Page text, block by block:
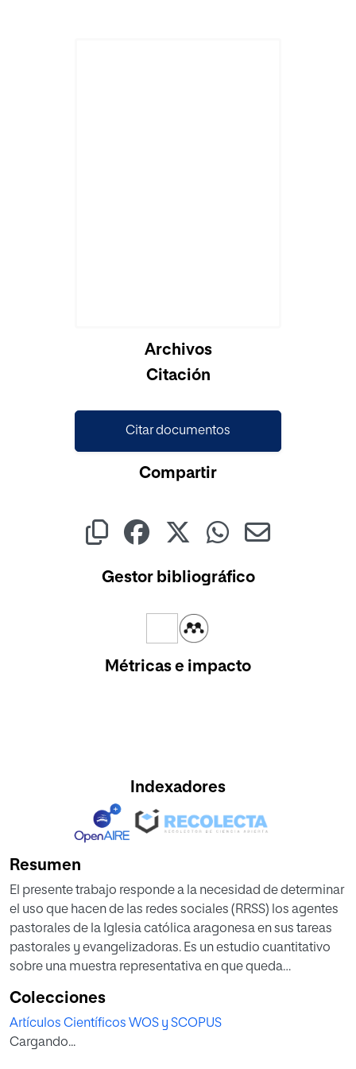
Archivos
Citación
Citar documentos
Compartir
Gestor bibliográfico
Métricas e impacto
Indexadores
Resumen
El presente trabajo responde a la necesidad de determinar
el uso que hacen de las redes sociales (RRSS) los agentes
pastorales de la Iglesia católica aragonesa en sus tareas
pastorales y evangelizadoras. Es un estudio cuantitativo
sobre una muestra representativa en que queda
nuevos medios ofrecen en la tarea educativa y
comunicativa, los agentes pastorales los utilizan
deficientemente en su tarea ministerial y están presentes
Colecciones
Artículos Científicos WOS y SCOPUS
Cargando...